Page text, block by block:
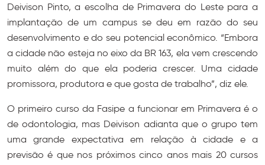
Deivison Pinto, a escolha de Primavera do Leste para a
implantação de um campus se deu em razão do seu
desenvolvimento e do seu potencial econômico. “Embora
a cidade não esteja no eixo da BR 163, ela vem crescendo
muito além do que ela poderia crescer. Uma cidade
promissora, produtora e que gosta de trabalho”, diz ele.
O primeiro curso da Fasipe a funcionar em Primavera é o
de odontologia, mas Deivison adianta que o grupo tem
uma grande expectativa em relação à cidade e a
previsão é que nos próximos cinco anos mais 20 cursos